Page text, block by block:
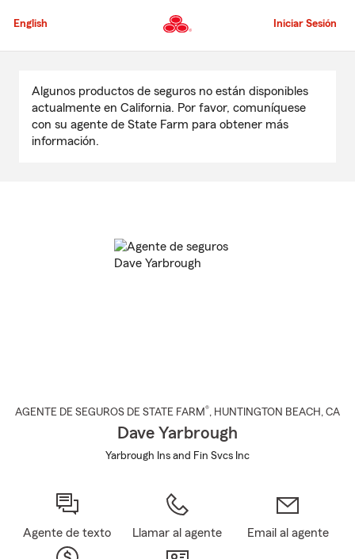
al
principal
English Iniciar Sesión
contenido
principal
Algunos productos de seguros no están disponibles
actualmente en California. Por favor, comuníquese
con su agente de State Farm para obtener más
información.
AGENTE DE SEGUROS DE STATE FARM®, HUNTINGTON BEACH , CA
Dave Yarbrough
Yarbrough Ins and Fin Svcs Inc
Agente de texto Llamar al agente Email al agente